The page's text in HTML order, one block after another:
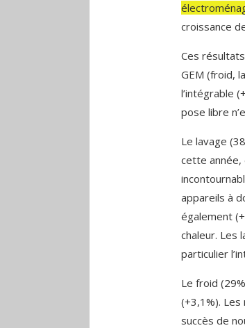
croissance
Ces
GEM (froid,
l’intégrable
pose libre
Le lavage
cette année,
appareils à
également
chaleur. Les
particulier
Le froid
(+3,1%).
succès de